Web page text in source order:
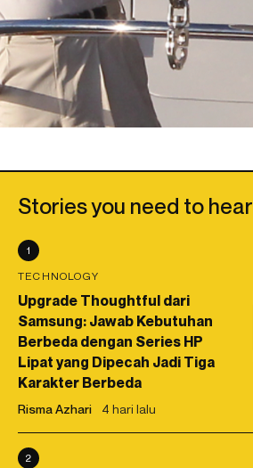
Stories you need to hear
1
TECHNOLOGY
Upgrade Thoughtful dari
Samsung: Jawab Kebutuhan
Berbeda dengan Series HP
Lipat yang Dipecah Jadi Tiga
Karakter Berbeda
Risma Azhari 4 hari lalu
2